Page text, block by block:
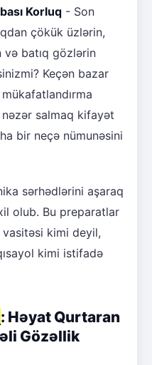
Korluq - Son
çökük üzlərin,
və batıq gözlərin
Keçən bazar
nəzər salmaq kifayət
bir neçə nümunəsini
sərhədlərini aşaraq
olub. Bu preparatlar
kimi deyil,
kimi istifadə
: Həyat Qurtaran
Gözəllik